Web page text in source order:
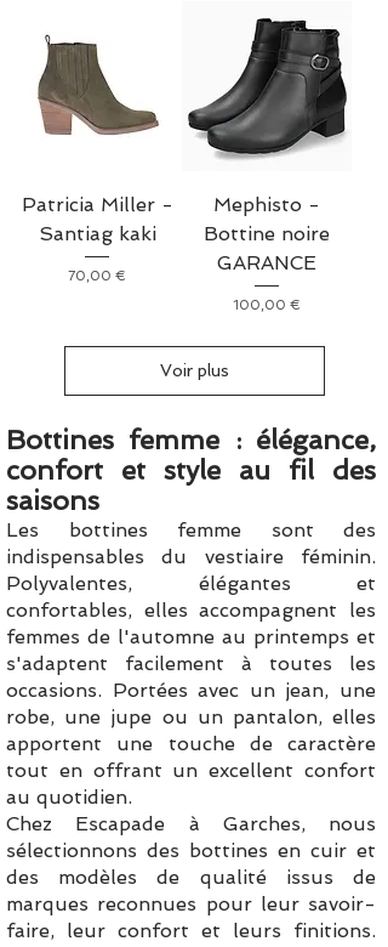
Patricia Miller -
Santiag kaki
Prix
70,00 €
Mephisto -
Bottine noire
GARANCE
Prix
100,00 €
Voir plus
Bottines femme : élégance,
confort et style au fil des
saisons
Les bottines femme sont des
indispensables du vestiaire féminin.
Polyvalentes, élégantes et
confortables, elles accompagnent les
femmes de l'automne au printemps et
s'adaptent facilement à toutes les
occasions. Portées avec un jean, une
robe, une jupe ou un pantalon, elles
apportent une touche de caractère
tout en offrant un excellent confort
au quotidien.
Chez Escapade à Garches, nous
sélectionnons des bottines en cuir et
des modèles de qualité issus de
marques reconnues pour leur savoir-
faire, leur confort et leurs finitions.